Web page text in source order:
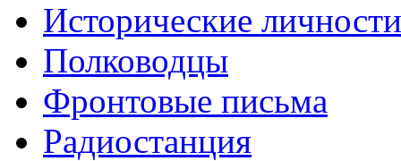
Исторические личности
Полководцы
Фронтовые письма
Радиостанция